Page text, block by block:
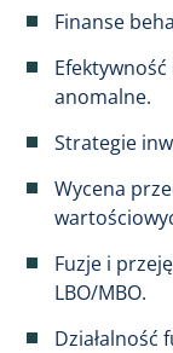
Finanse
anomalne.
Strategie
Wycena
Fuzje i
LBO/MBO.
Działalność